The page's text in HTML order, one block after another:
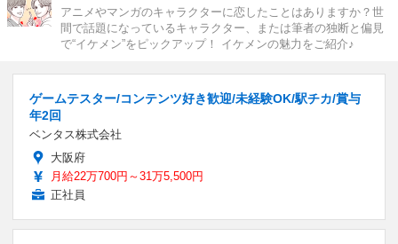
アニメやマンガのキャラクターに恋したことはありますか？世
間で話題になっているキャラクター、または筆者の独断と偏見
で“イケメン”をピックアップ！ イケメンの魅力をご紹介♪
ゲームテスター/コンテンツ好き歓迎/未経験OK/駅チカ/賞与
年2回
ベンタス株式会社
大阪府
月給22万700円～31万5,500円
正社員